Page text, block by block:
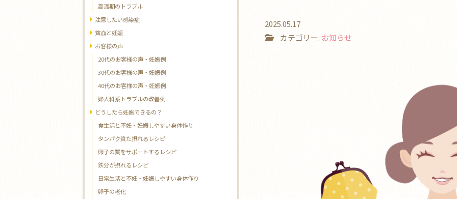
2025.05.17
カテゴリー: お知らせ
高温期のトラブル
注意したい感染症
貧血と妊娠
お客様の声
20代のお客様の声・妊娠例
30代のお客様の声・妊娠例
40代のお客様の声・妊娠例
婦人科系トラブルの改善例
どうしたら妊娠できるの？
食生活と不妊・妊娠しやすい身体作り
タンパク質た摂れるレシピ
卵子の質をサポートするレシピ
鉄分が摂れるレシピ
日常生活と不妊・妊娠しやすい身体作り
卵子の老化